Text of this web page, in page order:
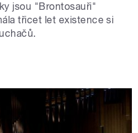
jsou "Brontosauři"
třicet let existence si